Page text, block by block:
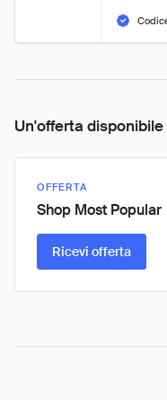
Un'offerta disponibile
OFFERTA
Shop Most Popular
Ricevi offerta